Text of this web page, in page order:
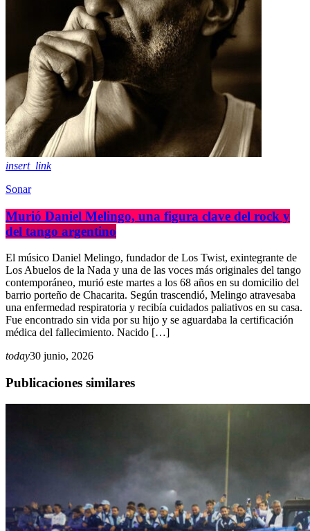
insert_link
Sonar
Murió Daniel Melingo, una figura clave del rock y
del tango argentino
El músico Daniel Melingo, fundador de Los Twist, exintegrante de
Los Abuelos de la Nada y una de las voces más originales del tango
contemporáneo, murió este martes a los 68 años en su domicilio del
barrio porteño de Chacarita. Según trascendió, Melingo atravesaba
una enfermedad respiratoria y recibía cuidados paliativos en su casa.
Fue encontrado sin vida por su hijo y se aguardaba la certificación
médica del fallecimiento. Nacido […]
today30 junio, 2026
Publicaciones similares